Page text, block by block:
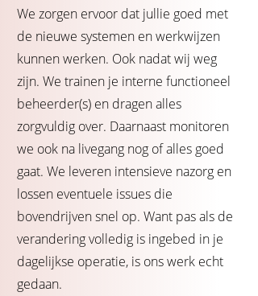
We zorgen ervoor dat jullie goed met
de nieuwe systemen en werkwijzen
kunnen werken. Ook nadat wij weg
zijn. We trainen je interne functioneel
beheerder(s) en dragen alles
zorgvuldig over. Daarnaast monitoren
we ook na livegang nog of alles goed
gaat. We leveren intensieve nazorg en
lossen eventuele issues die
bovendrijven snel op. Want pas als de
verandering volledig is ingebed in je
dagelijkse operatie, is ons werk echt
gedaan.